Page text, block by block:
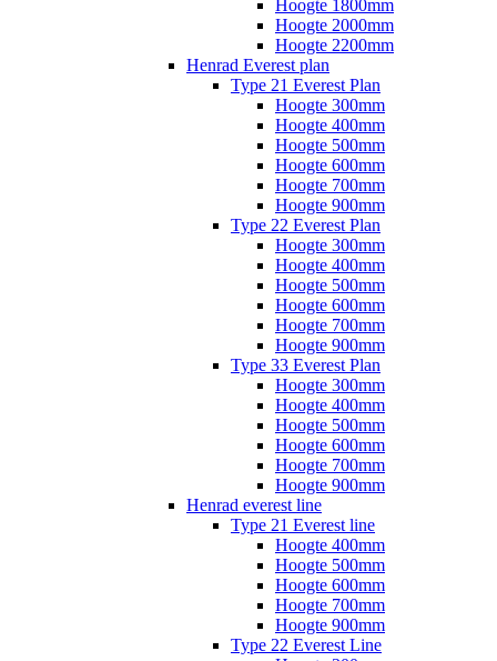
Hoogte 1800mm
Hoogte 2000mm
Hoogte 2200mm
Henrad Everest plan
Type 21 Everest Plan
Hoogte 300mm
Hoogte 400mm
Hoogte 500mm
Hoogte 600mm
Hoogte 700mm
Hoogte 900mm
Type 22 Everest Plan
Hoogte 300mm
Hoogte 400mm
Hoogte 500mm
Hoogte 600mm
Hoogte 700mm
Hoogte 900mm
Type 33 Everest Plan
Hoogte 300mm
Hoogte 400mm
Hoogte 500mm
Hoogte 600mm
Hoogte 700mm
Hoogte 900mm
Henrad everest line
Type 21 Everest line
Hoogte 400mm
Hoogte 500mm
Hoogte 600mm
Hoogte 700mm
Hoogte 900mm
Type 22 Everest Line